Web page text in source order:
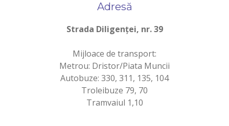
Adresă
Strada Diligenței, nr. 39
Mijloace de transport:
Metrou: Dristor/Piata Muncii
Autobuze: 330, 311, 135, 104
Troleibuze 79, 70
Tramvaiul 1,10